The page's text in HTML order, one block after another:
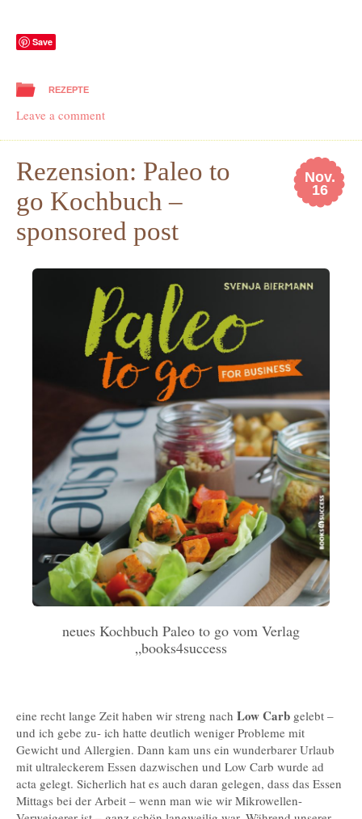
Save
REZEPTE
Leave a comment
Nov.
16
Rezension: Paleo to
go Kochbuch –
sponsored post
neues Kochbuch Paleo to go vom Verlag
„books4success
eine recht lange Zeit haben wir streng nach Low Carb gelebt –
und ich gebe zu- ich hatte deutlich weniger Probleme mit
Gewicht und Allergien. Dann kam uns ein wunderbarer Urlaub
mit ultraleckerem Essen dazwischen und Low Carb wurde ad
acta gelegt. Sicherlich hat es auch daran gelegen, dass das Essen
Mittags bei der Arbeit – wenn man wie wir Mikrowellen-